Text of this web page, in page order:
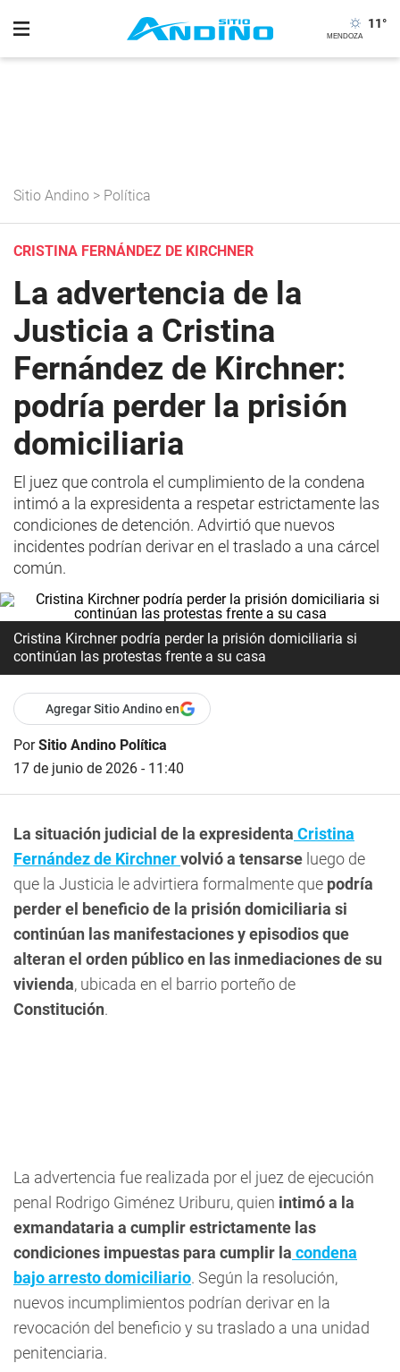
11°
Sitio Andino > Política
CRISTINA FERNÁNDEZ DE KIRCHNER
La advertencia de la
Justicia a Cristina
Fernández de Kirchner:
podría perder la prisión
domiciliaria
El juez que controla el cumplimiento de la condena
intimó a la expresidenta a respetar estrictamente las
condiciones de detención. Advirtió que nuevos
incidentes podrían derivar en el traslado a una cárcel
común.
Cristina Kirchner podría perder la prisión domiciliaria si
continúan las protestas frente a su casa
Agregar Sitio Andino en
PorSitio Andino Política
17 de junio de 2026 - 11:40
La situación judicial de la expresidenta Cristina
Fernández de Kirchnervolvió a tensarse luego de
que la Justicia le advirtiera formalmente que podría
perder el beneficio de la prisión domiciliaria si
continúan las manifestaciones y episodios que
alteran el orden público en las inmediaciones de su
vivienda, ubicada en el barrio porteño de
Constitución.
La advertencia fue realizada por el juez de ejecución
penal Rodrigo Giménez Uriburu, quien intimó a la
exmandataria a cumplir estrictamente las
condiciones impuestas para cumplir la condena
bajo arresto domiciliario. Según la resolución,
nuevos incumplimientos podrían derivar en la
revocación del beneficio y su traslado a una unidad
penitenciaria.